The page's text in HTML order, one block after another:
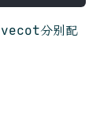
分别配